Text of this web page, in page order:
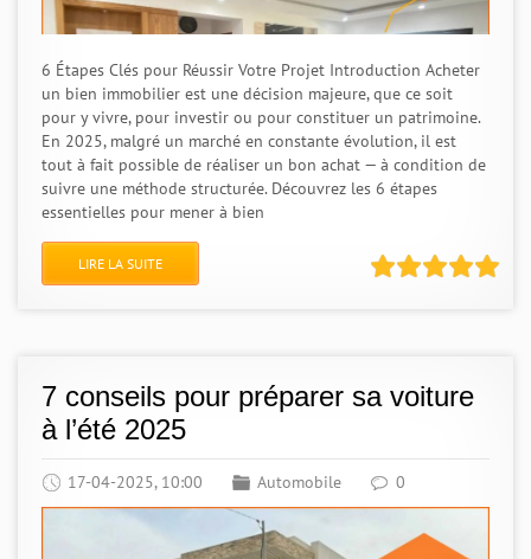
6 Étapes Clés pour Réussir Votre Projet Introduction Acheter
un bien immobilier est une décision majeure, que ce soit
pour y vivre, pour investir ou pour constituer un patrimoine.
En 2025, malgré un marché en constante évolution, il est
tout à fait possible de réaliser un bon achat — à condition de
suivre une méthode structurée. Découvrez les 6 étapes
essentielles pour mener à bien
LIRE LA SUITE
7 conseils pour préparer sa voiture
à l’été 2025
17-04-2025, 10:00 Automobile 0